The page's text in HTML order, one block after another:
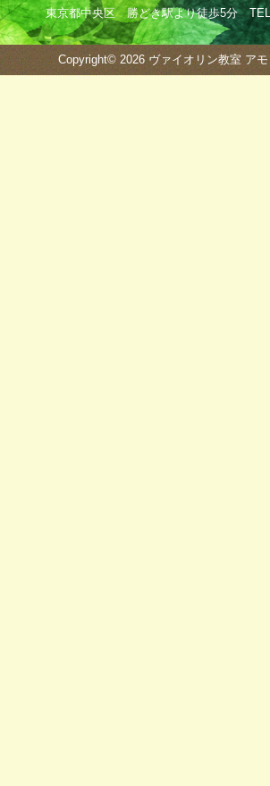
東京都中央区 勝どき駅より徒歩5分
Copyright© 2026 ヴァイオリン教室 ア